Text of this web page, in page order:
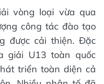
vòng loại vừa qua
công tác đào tạo
được cải thiện. Đặc
giải U13 toàn quốc
triển toàn diện cả